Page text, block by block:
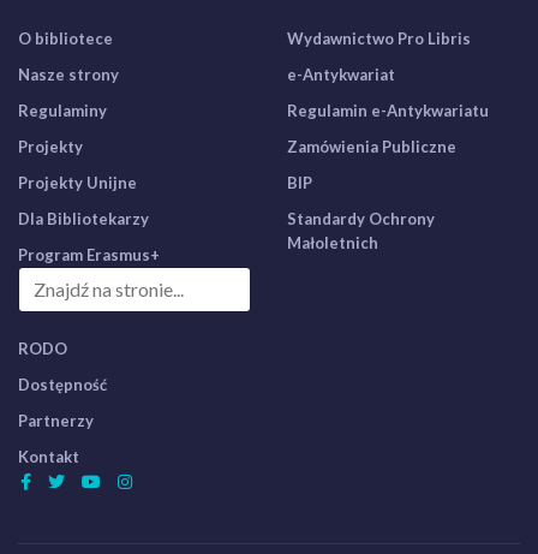
O bibliotece
Nasze strony
Regulaminy
Projekty
Projekty Unijne
Dla Bibliotekarzy
Program Erasmus+
Wydawnictwo Pro Libris
e-Antykwariat
Regulamin e-Antykwariatu
Zamówienia Publiczne
BIP
Standardy Ochrony
Małoletnich
RODO
Dostępność
Partnerzy
Kontakt